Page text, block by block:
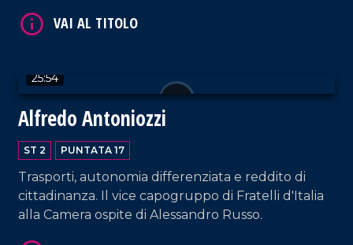
25:54
Alfredo Antoniozzi
ST 2 PUNTATA 17
Trasporti, autonomia differenziata e reddito di
cittadinanza. Il vice capogruppo di Fratelli d'Italia
alla Camera ospite di Alessandro Russo.